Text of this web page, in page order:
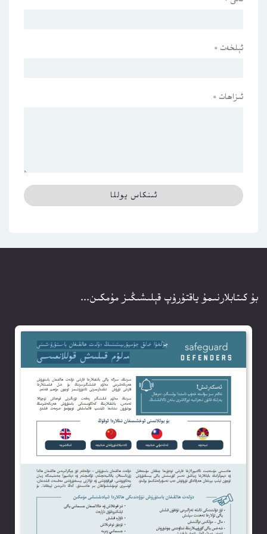
ئېلخەت *
ئىزاھات *
بۇ كىتابلارنىمۇ ياقتۇرۇپ قېلىشىڭىز مۇمكىن...